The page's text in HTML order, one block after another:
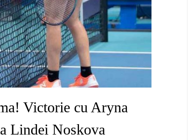
Victorie cu Aryna
Lindei Noskova